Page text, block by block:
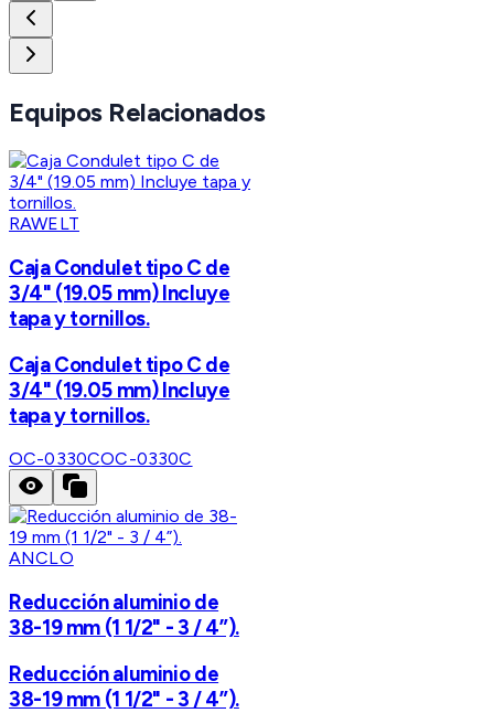
Equipos Relacionados
RAWELT
Caja Condulet tipo C de
3/4" (19.05 mm) Incluye
tapa y tornillos.
Caja Condulet tipo C de
3/4" (19.05 mm) Incluye
tapa y tornillos.
OC-0330COC-0330C
ANCLO
Reducción aluminio de
38-19 mm (1 1/2" - 3 / 4”).
Reducción aluminio de
38-19 mm (1 1/2" - 3 / 4”).